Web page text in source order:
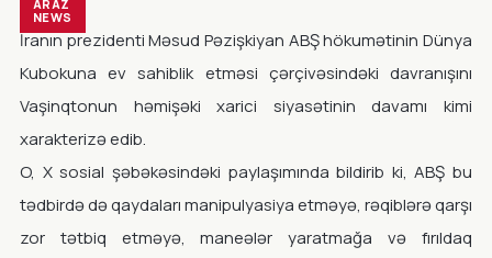
ARAZ
NEWS
İranın prezidenti Məsud Pəzişkiyan ABŞ hökumətinin Dünya
Kubokuna ev sahiblik etməsi çərçivəsindəki davranışını
Vaşinqtonun həmişəki xarici siyasətinin davamı kimi
xarakterizə edib.
O, X sosial şəbəkəsindəki paylaşımında bildirib ki, ABŞ bu
tədbirdə də qaydaları manipulyasiya etməyə, rəqiblərə qarşı
zor tətbiq etməyə, maneələr yaratmağa və fırıldaq